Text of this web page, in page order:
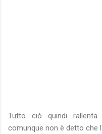
Tutto ciò quindi
comunque non è detto che